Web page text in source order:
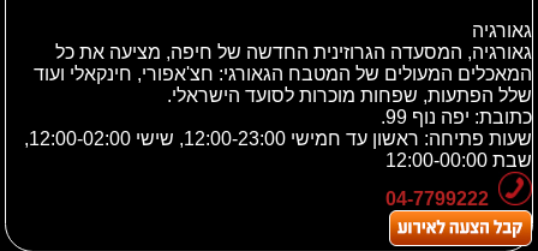
גאורגיה‏
גאורגיה, המסעדה הגרוזינית החדשה של חיפה, מציעה את כל
המאכלים המעולים של המטבח הגאורגי: חצ'אפורי, חינקאלי ועוד
שלל הפתעות, שפחות מוכרות לסועד הישראלי.
כתובת: יפה נוף 99.
שעות פתיחה:
ראשון עד חמישי 12:00-23:00, שישי 12:00-02:00,
שבת 12:00-00:00
04-7799222